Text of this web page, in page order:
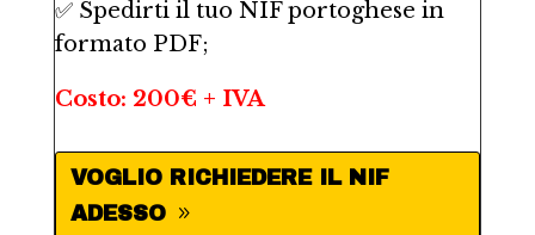
✅ Spedirti il tuo NIF portoghese in
formato PDF;
Costo: 200€ + IVA
VOGLIO RICHIEDERE IL NIF
ADESSO